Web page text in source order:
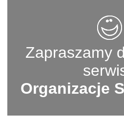
Zapraszamy
Organizacje